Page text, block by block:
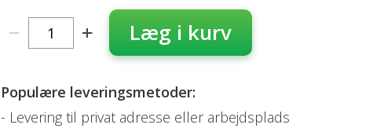
Læg i kurv
Populære leveringsmetoder:
Levering til privat adresse eller arbejdsplads